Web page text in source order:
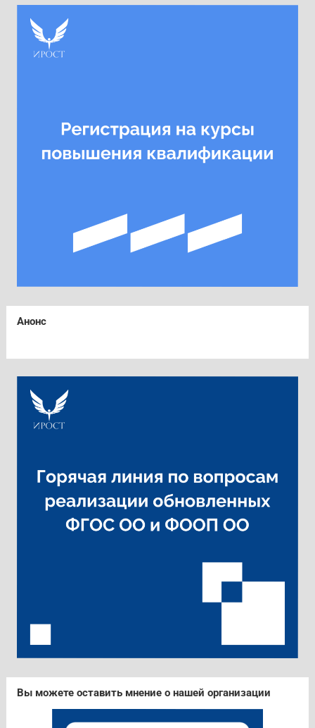
Анонс
Вы можете оставить мнение о нашей организации